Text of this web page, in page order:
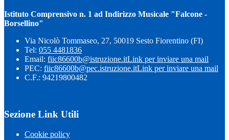
Istituto Comprensivo n. 1 ad Indirizzo Musicale "Falcone -
Borsellino"
Via Nicolò Tommaseo, 27, 50019 Sesto Fiorentino (FI)
Tel: 055 4481836
Email: fiic86600b@istruzione.itLink per inviare una mail
PEC: fiic86600b@pec.istruzione.itLink per inviare una mail
C.F.: 94219800482
Sezione Link Utili
Cookie policy